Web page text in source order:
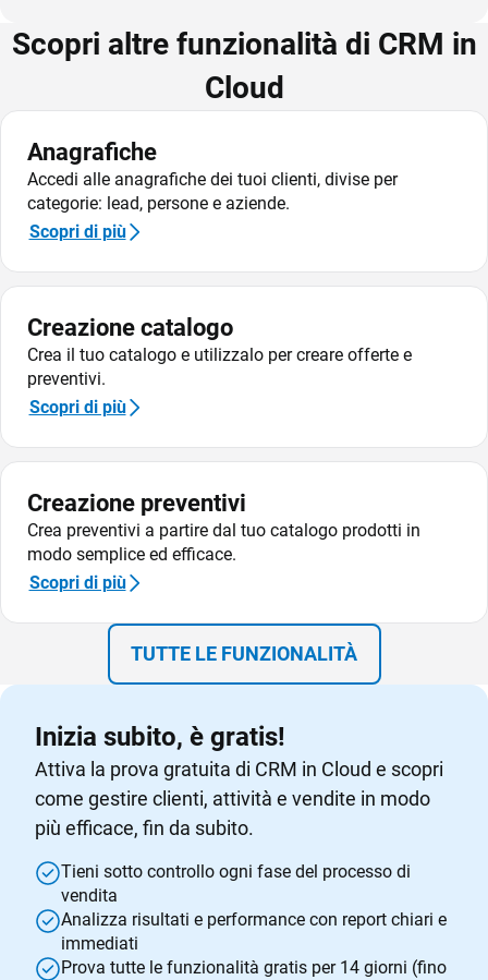
Scopri altre funzionalità di CRM in
Cloud
Anagrafiche
Accedi alle anagrafiche dei tuoi clienti, divise per
categorie: lead, persone e aziende.
Scopri di più
Creazione catalogo
Crea il tuo catalogo e utilizzalo per creare offerte e
preventivi.
Scopri di più
Creazione preventivi
Crea preventivi a partire dal tuo catalogo prodotti in
modo semplice ed efficace.
Scopri di più
TUTTE LE FUNZIONALITÀ
Inizia subito, è gratis!
Attiva la prova gratuita di CRM in Cloud e scopri
come gestire clienti, attività e vendite in modo
più efficace, fin da subito.
Tieni sotto controllo ogni fase del processo di
vendita
Analizza risultati e performance con report chiari e
immediati
Prova tutte le funzionalità gratis per 14 giorni (fino